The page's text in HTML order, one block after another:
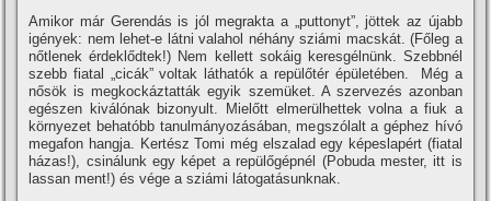
Amikor már Gerendás is jól megrakta a „puttonyt”, jöttek az újabb
igények: nem lehet-e látni valahol néhány sziámi macskát. (Főleg a
nőtlenek érdeklődtek!) Nem kellett sokáig keresgélnünk. Szebbnél
szebb fiatal „cicák” voltak láthatók a repülőtér épületében. Még a
nősök is megkockáztatták egyik szemüket. A szervezés azonban
egészen kiválónak bizonyult. Mielőtt elmerülhettek volna a fiuk a
környezet behatóbb tanulmányozásában, megszólalt a géphez hí­vó
megafon hangja. Kertész Tomi még elszalad egy képeslapért (fiatal
házas!), csinálunk egy képet a repülőgépnél (Pobuda mester, itt is
lassan ment!) és vége a sziámi látogatásunknak.